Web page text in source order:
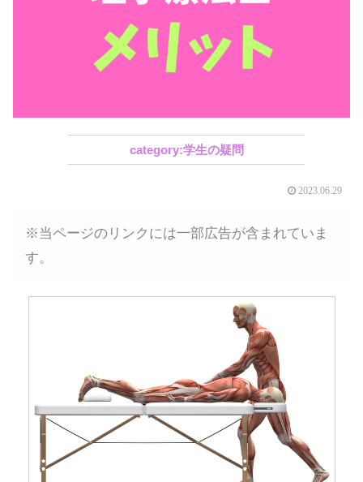
学生の疑問
2023.06.29
※当ページのリンクには一部広告が含まれていま
す。